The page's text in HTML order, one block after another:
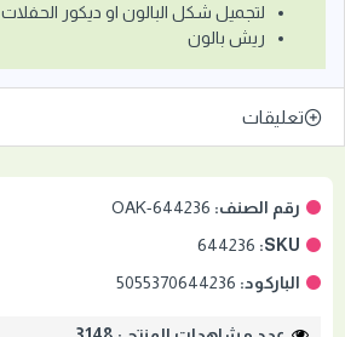
رقم الصنف: OAK-644236
SKU:
644236
الباركود: 5055370644236
لتجميل شكل البالون او ديكور الحفلات
ريش بالون
تعليقات